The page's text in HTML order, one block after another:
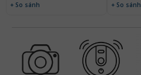
+ So sánh + So sánh